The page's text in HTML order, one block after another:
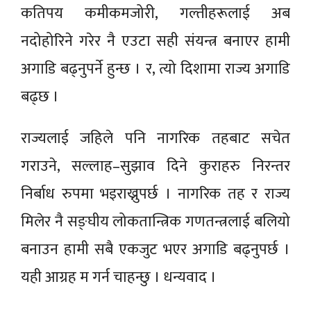
कतिपय कमीकमजोरी, गल्तीहरूलाई अब
नदोहोरिने गरेर नै एउटा सही संयन्त्र बनाएर हामी
अगाडि बढ्नुपर्ने हुन्छ । र, त्यो दिशामा राज्य अगाडि
बढ्छ ।
राज्यलाई जहिले पनि नागरिक तहबाट सचेत
गराउने, सल्लाह–सुझाव दिने कुराहरु निरन्तर
निर्बाध रुपमा भइराख्नुपर्छ । नागरिक तह र राज्य
मिलेर नै सङ्घीय लोकतान्त्रिक गणतन्त्रलाई बलियो
बनाउन हामी सबै एकजुट भएर अगाडि बढ्नुपर्छ ।
यही आग्रह म गर्न चाहन्छु । धन्यवाद ।